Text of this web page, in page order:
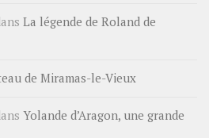
La légende de Roland de
de Miramas-le-Vieux
Yolande d’Aragon, une grande